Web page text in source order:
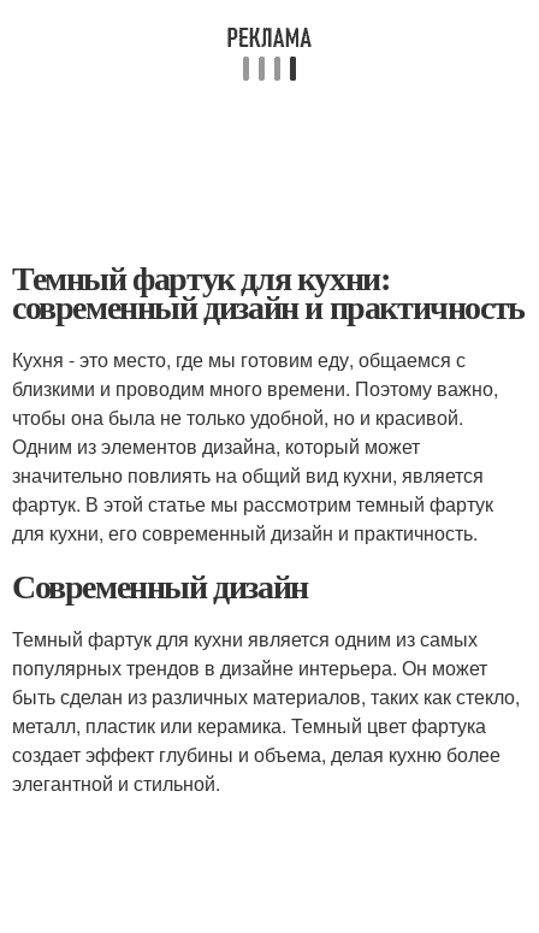
Темный фартук для кухни:
современный дизайн и практичность
Кухня - это место, где мы готовим еду, общаемся с
близкими и проводим много времени. Поэтому важно,
чтобы она была не только удобной, но и красивой.
Одним из элементов дизайна, который может
значительно повлиять на общий вид кухни, является
фартук. В этой статье мы рассмотрим темный фартук
для кухни, его современный дизайн и практичность.
Современный дизайн
Темный фартук для кухни является одним из самых
популярных трендов в дизайне интерьера. Он может
быть сделан из различных материалов, таких как стекло,
металл, пластик или керамика. Темный цвет фартука
создает эффект глубины и объема, делая кухню более
элегантной и стильной.